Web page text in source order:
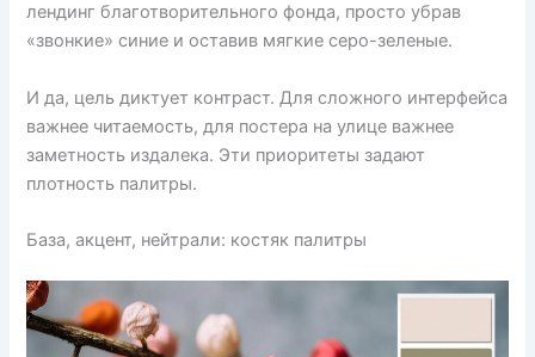
лендинг благотворительного фонда, просто убрав
«звонкие» синие и оставив мягкие серо-зеленые.
И да, цель диктует контраст. Для сложного интерфейса
важнее читаемость, для постера на улице важнее
заметность издалека. Эти приоритеты задают
плотность палитры.
База, акцент, нейтрали: костяк палитры